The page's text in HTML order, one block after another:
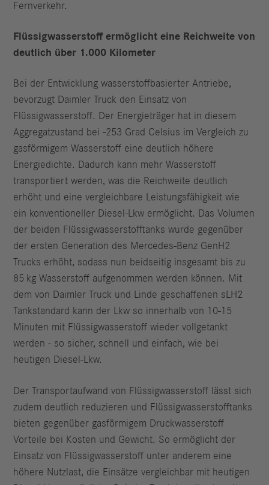
Fernverkehr.
Flüssigwasserstoff ermöglicht eine Reichweite von
deutlich über 1.000 Kilometer
Bei der Entwicklung wasserstoffbasierter Antriebe,
bevorzugt Daimler Truck den Einsatz von
Flüssigwasserstoff. Der Energieträger hat in diesem
Aggregatzustand bei -253 Grad Celsius im Vergleich zu
gasförmigem Wasserstoff eine deutlich höhere
Energiedichte. Dadurch kann mehr Wasserstoff
transportiert werden, was die Reichweite deutlich
erhöht und eine vergleichbare Leistungsfähigkeit wie
ein konventioneller Diesel-Lkw ermöglicht. Das Volumen
der beiden Flüssigwasserstofftanks wurde gegenüber
der ersten Generation des Mercedes-Benz GenH2
Trucks erhöht, sodass nun beidseitig insgesamt bis zu
85 kg Wasserstoff aufgenommen werden können. Mit
dem von Daimler Truck und Linde geschaffenen sLH2
Tankstandard kann der Lkw so innerhalb von 10-15
Minuten mit Flüssigwasserstoff wieder vollgetankt
werden - so sicher, schnell und einfach, wie bei
heutigen Diesel-Lkw.
Der Transportaufwand von Flüssigwasserstoff lässt sich
zudem deutlich reduzieren und Flüssigwasserstofftanks
bieten gegenüber gasförmigem Druckwasserstoff
Vorteile bei Kosten und Gewicht. So ermöglicht der
Einsatz von Flüssigwasserstoff unter anderem eine
höhere Nutzlast, die Einsätze vergleichbar mit heutigen